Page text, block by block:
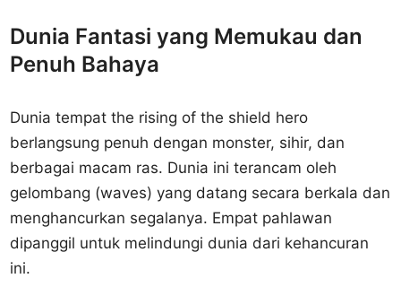
Dunia Fantasi yang Memukau dan
Penuh Bahaya
Dunia tempat the rising of the shield hero
berlangsung penuh dengan monster, sihir, dan
berbagai macam ras. Dunia ini terancam oleh
gelombang (waves) yang datang secara berkala dan
menghancurkan segalanya. Empat pahlawan
dipanggil untuk melindungi dunia dari kehancuran
ini.